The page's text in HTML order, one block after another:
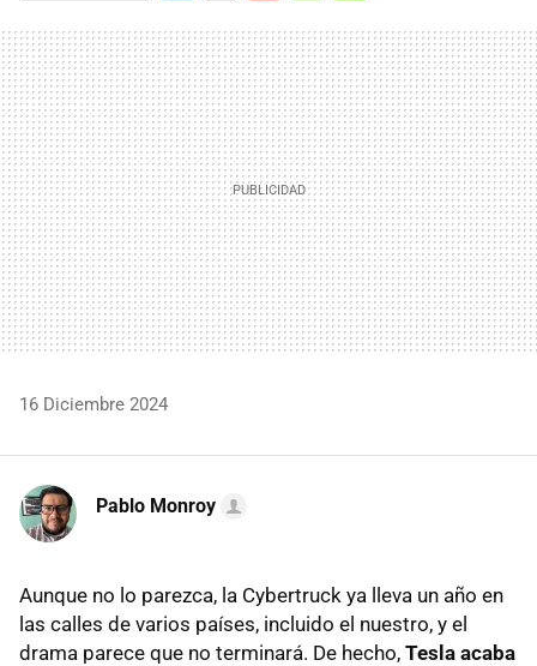
MAIL
16 Diciembre 2024
Pablo Monroy
Aunque no lo parezca, la Cybertruck ya lleva un año en
las calles de varios países, incluido el nuestro, y el
drama parece que no terminará. De hecho, Tesla acaba